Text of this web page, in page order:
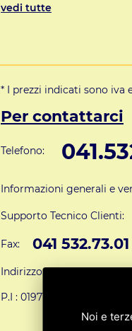
vedi tutte
* I prezzi indicati sono iva
Per contattarci
Telefono:
Informazioni generali e
Supporto Tecnico Clienti:
Fax: 041 532.73.01
Indirizzo: S.V.A.R. - Via
P.I : 01971310279
Noi e